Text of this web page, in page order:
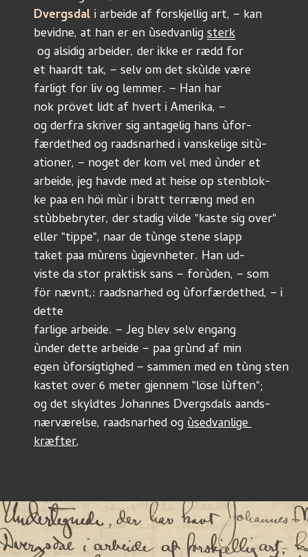
Dvergsdal i arbeide af forskjellig art, – kan
bevidne, at han er en ùsedvanlig sterk
og alsidig arbeider, der ikke er rædd for
et haardt tak, – selv om det skùlde være
farligt for liv og lemmer. – Han har
nok prövet lidt af hvert i Amerika, –
og derfra skriver sig antagelig hans ùfor-
færdethed og raadsnarhed i vanskelige sitù-
ationer, – noget der kom vel med ùnder et
arbeide, jeg havde med at heise op stenblok-
ke paa en höi mùr i bratt terræng med en
stùbbebryter, der stadig vilde "kaste sig over"
eller "tippe", naar de tùnge stene slapp
taket paa mùrens ùgjevnheter. Han ud-
viste da stor praktisk sans – forùden, – som
för nævnt,: raadsnarhed og ùforfærdethed, – i
dette
farlige arbeide. – Jeg blev selv engang
ùnder dette arbeide – paa grùnd af min
egen ùforsigtighed – sammen med en tùng sten
kastet over 6 meter gjennem "löse lùften";
og det skyldtes Johannes Dvergsdals aands-
nærværelse, raadsnarhed og ùsedvanlige
kræfter,